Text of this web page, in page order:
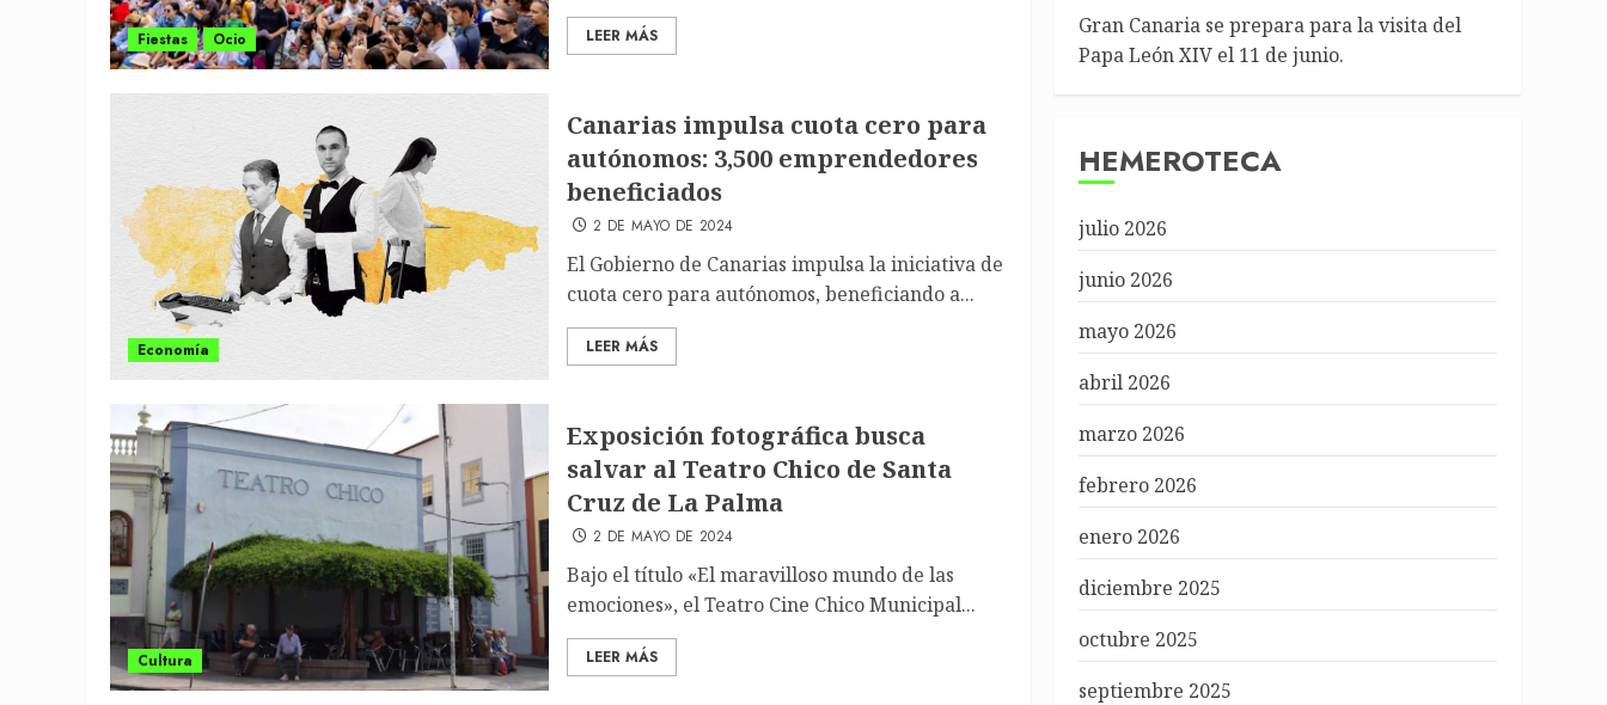
Fiestas Ocio LEER MÁS
Economía
Canarias impulsa cuota cero para
autónomos: 3,500 emprendedores
beneficiados
2 DE MAYO DE 2024
El Gobierno de Canarias impulsa la iniciativa de
cuota cero para autónomos, beneficiando a...
LEER MÁS
Cultura
Exposición fotográfica busca
salvar al Teatro Chico de Santa
Cruz de La Palma
2 DE MAYO DE 2024
Bajo el título «El maravilloso mundo de las
emociones», el Teatro Cine Chico Municipal...
LEER MÁS
Gran Canaria se prepara para la visita del
Papa León XIV el 11 de junio.
HEMEROTECA
julio 2026
junio 2026
mayo 2026
abril 2026
marzo 2026
febrero 2026
enero 2026
diciembre 2025
octubre 2025
septiembre 2025